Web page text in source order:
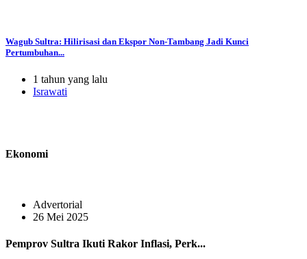
Wagub Sultra: Hilirisasi dan Ekspor Non-Tambang Jadi Kunci
Pertumbuhan...
1 tahun yang lalu
Israwati
Ekonomi
Advertorial
26 Mei 2025
Pemprov Sultra Ikuti Rakor Inflasi, Perk...